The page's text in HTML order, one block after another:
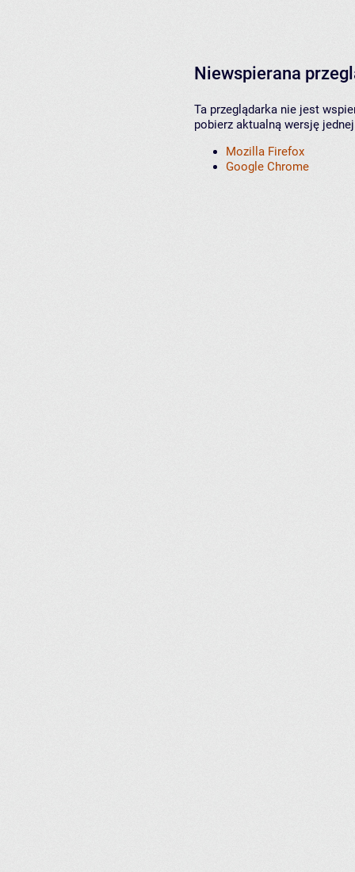
Niewspierana
Ta przeglądarka nie jest
pobierz aktualną wersję
Mozilla Firefox
Google Chrome